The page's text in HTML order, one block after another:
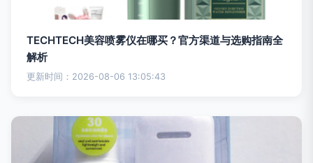
TECHTECH美容喷雾仪在哪买？官方渠道与选购指南全
解析
更新时间：2026-08-06 13:05:43